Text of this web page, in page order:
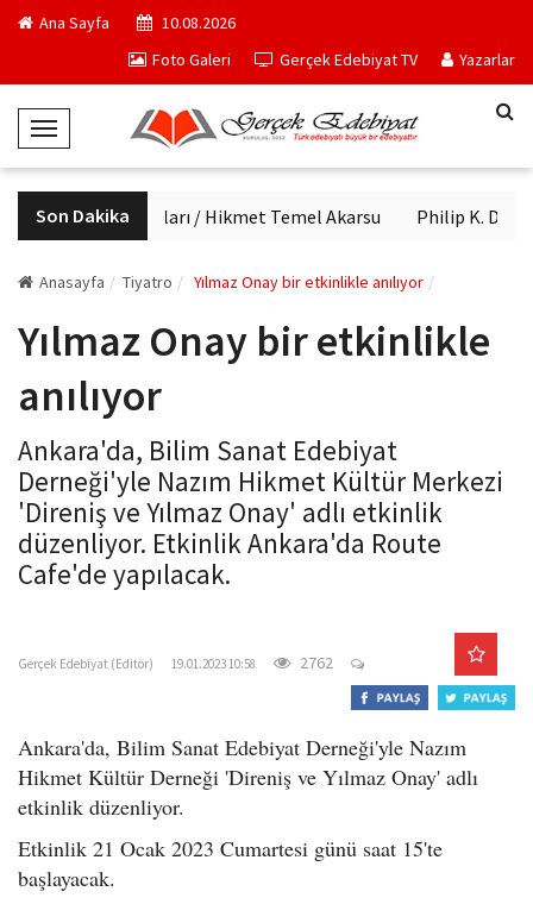
Ana Sayfa
10.08.2026
Foto Galeri
Gerçek Edebiyat TV Yazarlar
T
o
g
g
e
a
a
t
i
o
n
Son Dakika
Haftanın kitapları / Hikmet Temel Akarsu Philip K. Dick'in
Anasayfa Tiyatro Yılmaz Onay bir etkinlikle anılıyor
Yılmaz Onay bir etkinlikle
anılıyor
Ankara'da, Bilim Sanat Edebiyat
Derneği'yle Nazım Hikmet Kültür Merkezi
'Direniş ve Yılmaz Onay' adlı etkinlik
düzenliyor. Etkinlik Ankara'da Route
Cafe'de yapılacak.
Gerçek Edebiyat (Editör) 19.01.2023 10:58 2762
Ankara'da, Bilim Sanat Edebiyat Derneği'yle Nazım
Hikmet Kültür Derneği 'Direniş ve Yılmaz Onay' adlı
etkinlik düzenliyor.
Etkinlik 21 Ocak 2023 Cumartesi günü saat 15'te
başlayacak.